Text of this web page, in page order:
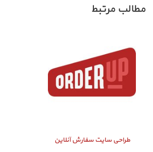
مطالب مرتبط
طراحی سایت سفارش آنلاین